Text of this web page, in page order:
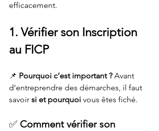
efficacement.
1. Vérifier son Inscription
au FICP
📌 Pourquoi c’est important ? Avant
d’entreprendre des démarches, il faut
savoir si et pourquoi vous êtes fiché.
✅ Comment vérifier son